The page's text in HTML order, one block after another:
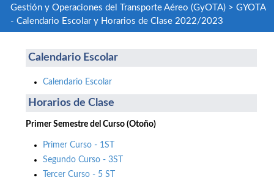
Gestión y Operaciones del Transporte Aéreo (GyOTA)> GYOTA
- Calendario Escolar y Horarios de Clase 2022/2023
Calendario Escolar
Calendario Escolar
Horarios de Clase
Primer Semestre del Curso (Otoño)
Primer Curso - 1ST
Segundo Curso - 3ST
Tercer Curso - 5 ST